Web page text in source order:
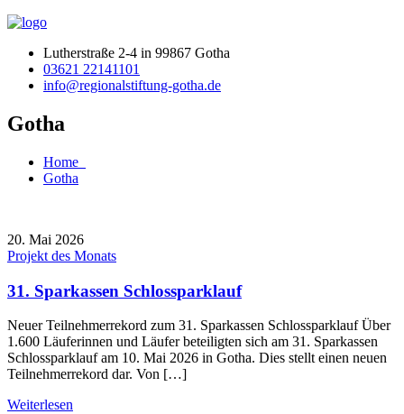
Lutherstraße 2-4 in 99867 Gotha
03621 22141101
info@regionalstiftung-gotha.de
Gotha
Home
Gotha
20. Mai 2026
Projekt des Monats
31. Sparkassen Schlossparklauf
Neuer Teilnehmerrekord zum 31. Sparkassen Schlossparklauf Über
1.600 Läuferinnen und Läufer beteiligten sich am 31. Sparkassen
Schlossparklauf am 10. Mai 2026 in Gotha. Dies stellt einen neuen
Teilnehmerrekord dar. Von […]
Weiterlesen